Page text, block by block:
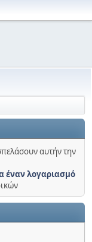
αυτήν την
έναν λογαριασμό